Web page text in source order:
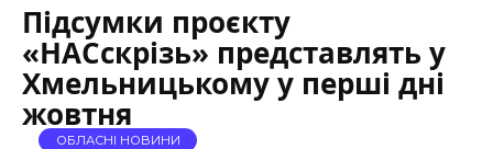
Підсумки проєкту
«НАСскрізь» представлять у
Хмельницькому у перші дні
жовтня
ОБЛАСНІ НОВИНИ